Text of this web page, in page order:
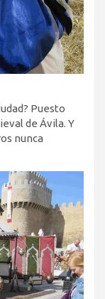
Puesto
de Ávila. Y
nunca